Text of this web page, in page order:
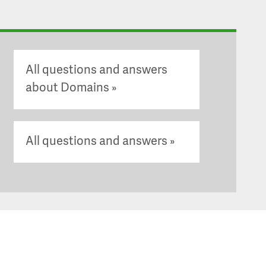
All questions and answers
about Domains
All questions and answers